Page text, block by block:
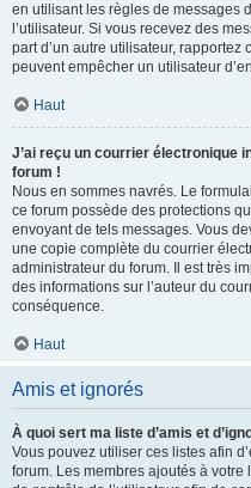
en utilisant les règles de messages
l’utilisateur. Si vous recevez des
part d’un autre utilisateur,
peuvent empêcher un utilisateur
Haut
J’ai reçu un courrier électronique
forum !
Nous en sommes navrés. Le
ce forum possède des protections
envoyant de tels messages. Vous
une copie complète du courrier
administrateur du forum. Il est très
des informations sur l’auteur du
conséquence.
Haut
Amis et ignorés
À quoi sert ma liste d’amis et
Vous pouvez utiliser ces listes afin
forum. Les membres ajoutés à votre